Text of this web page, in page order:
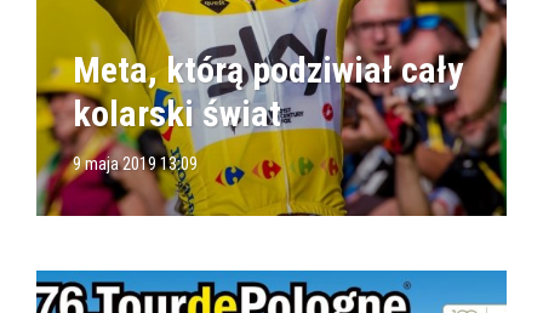
Meta, którą podziwiał cały
kolarski świat
9 maja 2019 13:09